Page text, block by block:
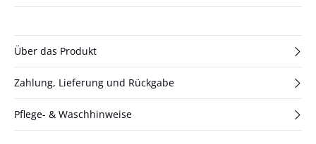
Über das Produkt
Zahlung, Lieferung und Rückgabe
Pflege- & Waschhinweise